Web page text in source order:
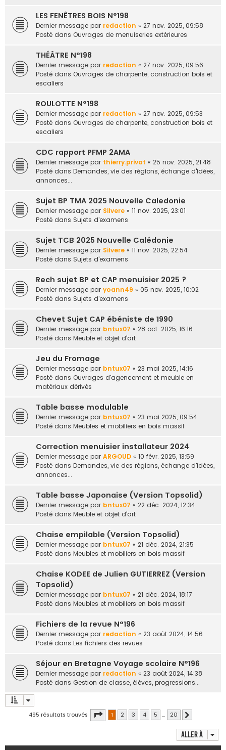
LES FENÊTRES BOIS N°198
Dernier message par redaction « 27 nov. 2025, 09:58
Posté dans Ouvrages de menuiseries extérieures
THÉÂTRE N°198
Dernier message par redaction « 27 nov. 2025, 09:56
Posté dans Ouvrages de charpente, construction bois et
escaliers
ROULOTTE N°198
Dernier message par redaction « 27 nov. 2025, 09:53
Posté dans Ouvrages de charpente, construction bois et
escaliers
CDC rapport PFMP 2AMA
Dernier message par thierry.privat « 25 nov. 2025, 21:48
Posté dans Demandes, vie des régions, échange d'idées,
annonces...
Sujet BP TMA 2025 Nouvelle Caledonie
Dernier message par Silvere « 11 nov. 2025, 23:01
Posté dans Sujets d'examens
Sujet TCB 2025 Nouvelle Calédonie
Dernier message par Silvere « 11 nov. 2025, 22:54
Posté dans Sujets d'examens
Rech sujet BP et CAP menuisier 2025 ?
Dernier message par yoann49 « 05 nov. 2025, 10:02
Posté dans Sujets d'examens
Chevet Sujet CAP ébéniste de 1990
Dernier message par bntux07 « 28 oct. 2025, 16:16
Posté dans Meuble et objet d'art
Jeu du Fromage
Dernier message par bntux07 « 23 mai 2025, 14:16
Posté dans Ouvrages d'agencement et meuble en
matériaux dérivés
Table basse modulable
Dernier message par bntux07 « 23 mai 2025, 09:54
Posté dans Meubles et mobiliers en bois massif
Correction menuisier installateur 2024
Dernier message par ARGOUD « 10 févr. 2025, 13:59
Posté dans Demandes, vie des régions, échange d'idées,
annonces...
Table basse Japonaise (Version Topsolid)
Dernier message par bntux07 « 22 déc. 2024, 12:34
Posté dans Meuble et objet d'art
Chaise empilable (Version Topsolid)
Dernier message par bntux07 « 21 déc. 2024, 21:35
Posté dans Meubles et mobiliers en bois massif
Chaise KODEE de Julien GUTIERREZ (Version
Topsolid)
Dernier message par bntux07 « 21 déc. 2024, 18:17
Posté dans Meubles et mobiliers en bois massif
Fichiers de la revue N°196
Dernier message par redaction « 23 août 2024, 14:56
Posté dans Les fichiers des revues
Séjour en Bretagne Voyage scolaire N°196
Dernier message par redaction « 23 août 2024, 14:38
Posté dans Gestion de classe, élèves, progressions...
495 résultats trouvés Page 1sur20
1 2 3 4 5 … 20
Aller à